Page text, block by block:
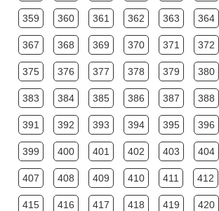
359 360 361 362 363 364
367 368 369 370 371 372
375 376 377 378 379 380
383 384 385 386 387 388
391 392 393 394 395 396
399 400 401 402 403 404
407 408 409 410 411 412
415 416 417 418 419 420